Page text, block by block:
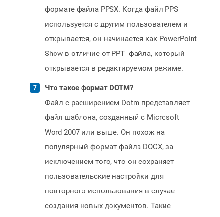
формате файла PPSX. Когда файл PPS
используется с другим пользователем и
открывается, он начинается как PowerPoint
Show в отличие от PPT -файла, который
открывается в редактируемом режиме.
Что такое формат DOTM?
Файл с расширением Dotm представляет
файл шаблона, созданный с Microsoft
Word 2007 или выше. Он похож на
популярный формат файла DOCX, за
исключением того, что он сохраняет
пользовательские настройки для
повторного использования в случае
создания новых документов. Такие